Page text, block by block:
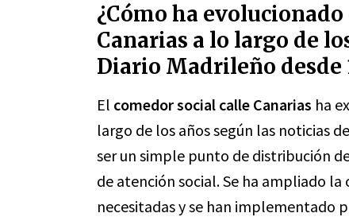
¿Cómo ha
Canarias a lo largo de
Diario Madrileño desde
El comedor social calle Canarias ha
largo de los años según las noticias
ser un simple punto de distribución
de atención social. Se ha ampliado
necesitadas y se han implementado